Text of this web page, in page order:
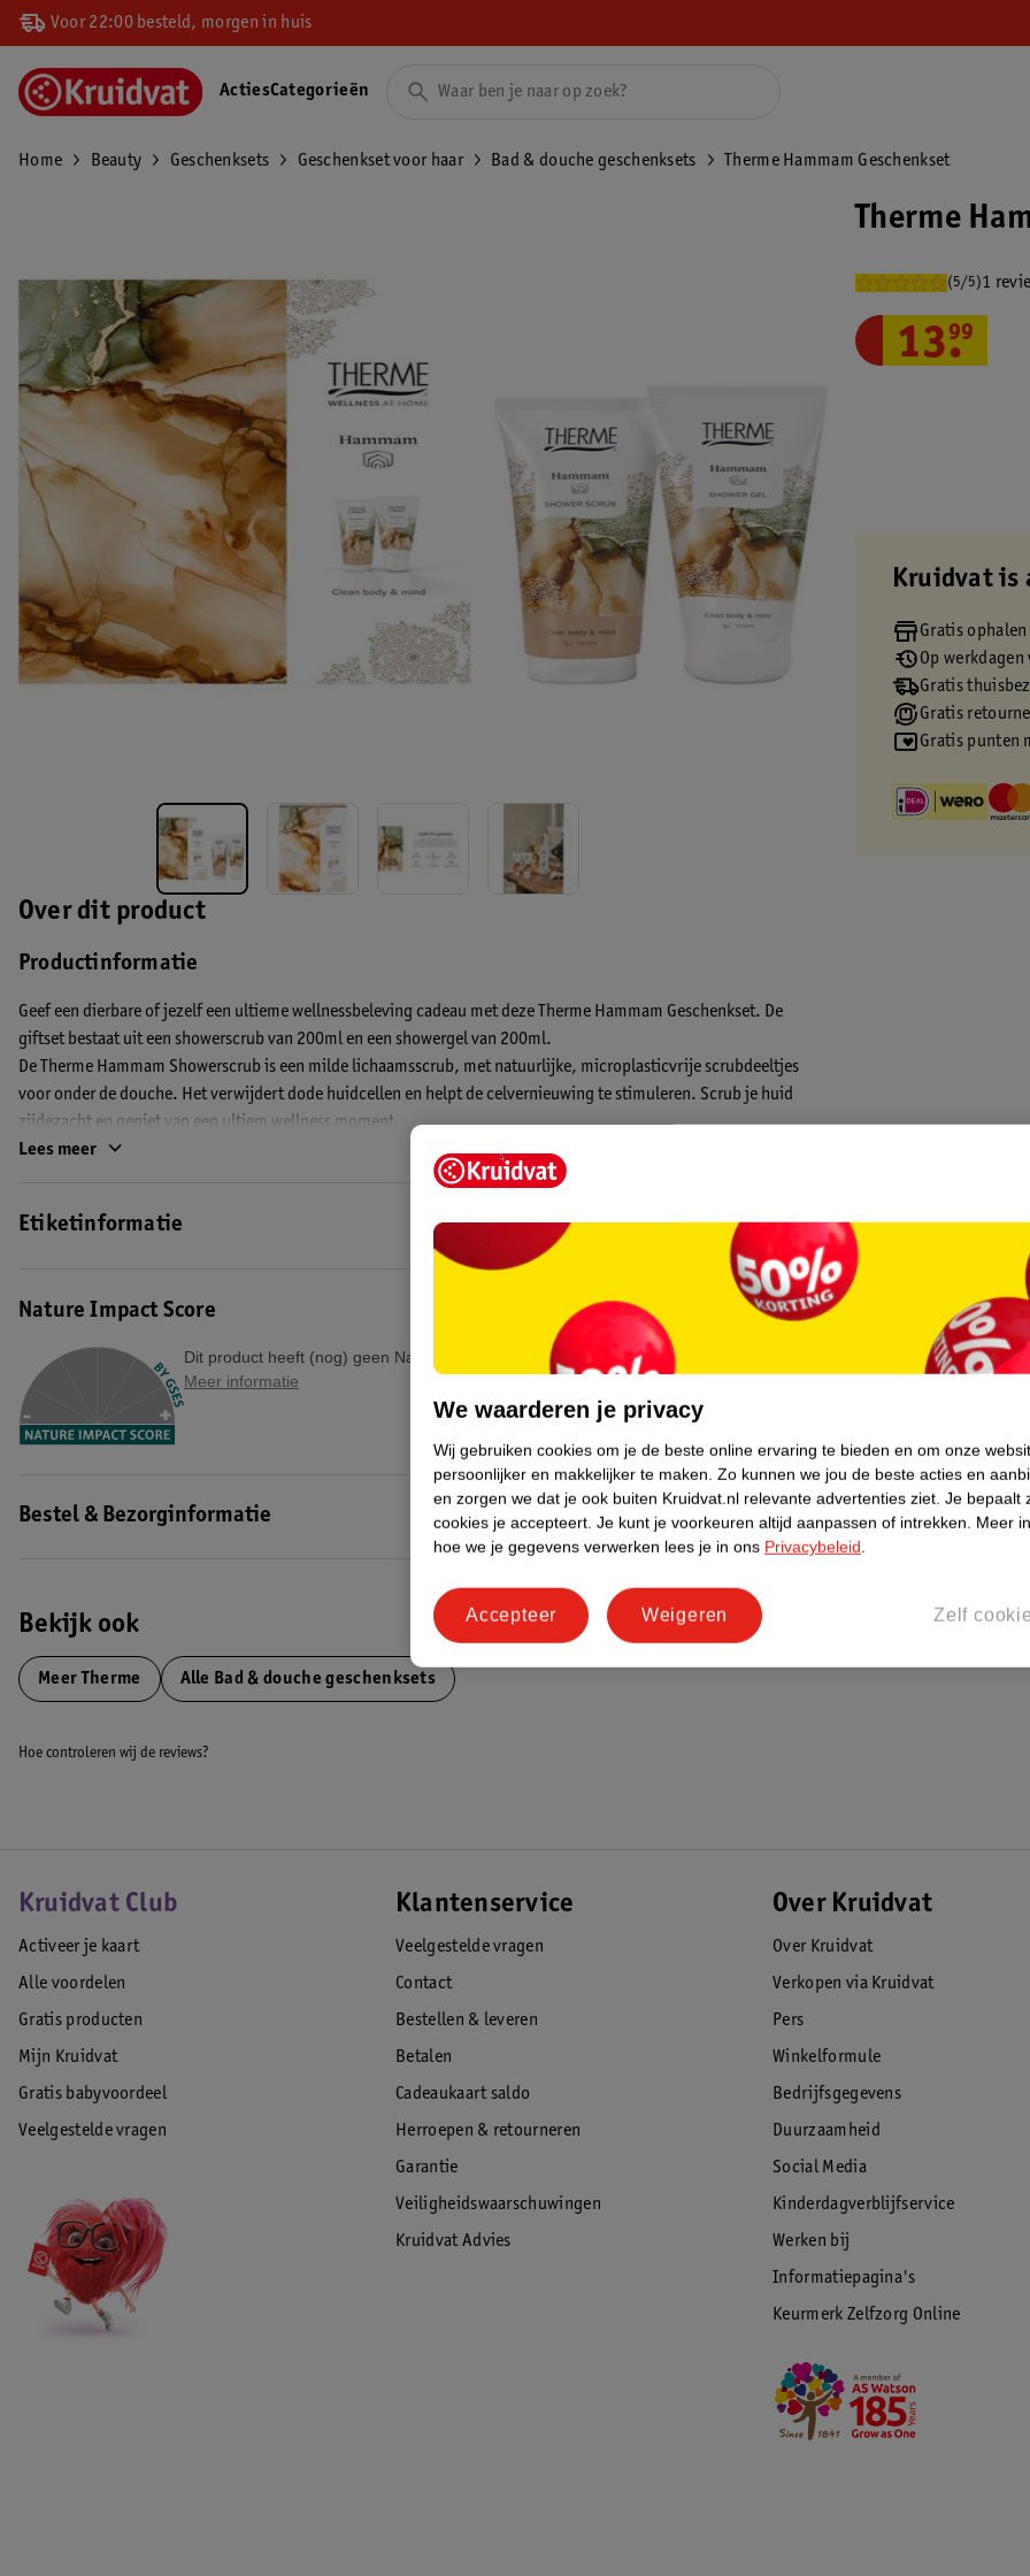
Voor 22:00 besteld, morgen in huis
ActiesCategorieën
Home Beauty Geschenksets Geschenkset voor haar Bad & douche geschenksets Therme Hammam Geschenkset
Over dit product
Productinformatie
Geef een dierbare of jezelf een ultieme wellnessbeleving cadeau met deze Therme Hammam Geschenkset. De
giftset bestaat uit een showerscrub van 200ml en een showergel van 200ml.
De Therme Hammam Showerscrub is een milde lichaamsscrub, met natuurlijke, microplasticvrije scrubdeeltjes
voor onder de douche. Het verwijdert dode huidcellen en helpt de celvernieuwing te stimuleren. Scrub je huid
zijdezacht en geniet van een ultiem wellness moment.
De Therme Hammam Showergel is een milde verzorgende douchegel. Geniet van het zachte schuim en de
Lees meer
Etiketinformatie
Nature Impact Score
Dit product heeft (nog) geen Nature Impact Score.
Meer informatie
Bestel & Bezorginformatie
Bekijk ook
MeerTherme Alle Bad & douche geschenksets
Therme
(5/5)1
13.
99
Kruidvat is
Gratis
Op
Gratis
Gratis
Gratis punten
Hoe controleren wij de reviews?
Kruidvat Club
Activeer je kaart
Alle voordelen
Gratis producten
Mijn Kruidvat
Gratis babyvoordeel
Veelgestelde vragen
Klantenservice
Veelgestelde vragen
Contact
Bestellen & leveren
Betalen
Cadeaukaart saldo
Herroepen & retourneren
Garantie
Veiligheidswaarschuwingen
Kruidvat Advies
Over Kruidvat
Over Kruidvat
Verkopen via Kruidvat
Pers
Winkelformule
Bedrijfsgegevens
Duurzaamheid
Social Media
Kinderdagverblijfservice
Werken bij
Informatiepagina's
Keurmerk Zelfzorg Online
We waarderen je privacy
Wij gebruiken cookies om je de beste online ervaring te bieden en om onze
persoonlijker en makkelijker te maken. Zo kunnen we jou de beste acties en
en zorgen we dat je ook buiten Kruidvat.nl relevante advertenties ziet. Je bepaalt
cookies je accepteert. Je kunt je voorkeuren altijd aanpassen of intrekken. Meer
hoe we je gegevens verwerken lees je in ons Privacybeleid.
Zelf
Weigeren
Accepteer